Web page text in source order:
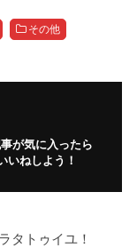
その他
が気に入ったら
いねしよう！
タトゥイユ！